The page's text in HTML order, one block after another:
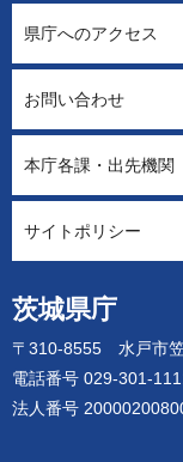
茨城県庁
〒310-8555 水戸市
電話番号 029-301-
法人番号
県庁へのアクセス
お問い合わせ
本庁各課・出先機関
サイトポリシー